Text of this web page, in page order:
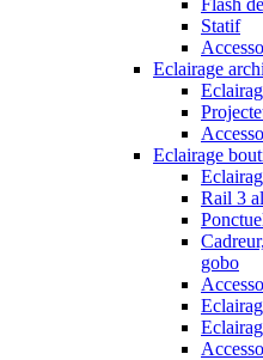
Flash
Statif
Eclairage
Eclairage
Rail 3
gobo